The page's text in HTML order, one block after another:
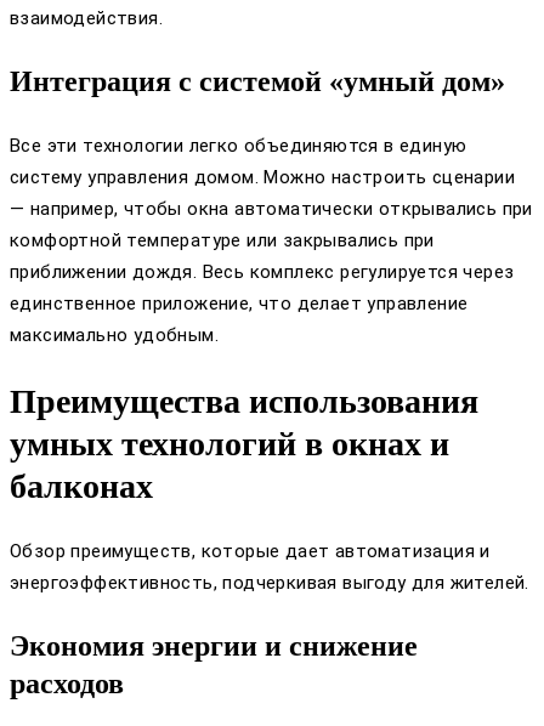
взаимодействия.
Интеграция с системой «умный дом»
Все эти технологии легко объединяются в единую
систему управления домом. Можно настроить сценарии
— например, чтобы окна автоматически открывались при
комфортной температуре или закрывались при
приближении дождя. Весь комплекс регулируется через
единственное приложение, что делает управление
максимально удобным.
Преимущества использования
умных технологий в окнах и
балконах
Обзор преимуществ, которые дает автоматизация и
энергоэффективность, подчеркивая выгоду для жителей.
Экономия энергии и снижение
расходов